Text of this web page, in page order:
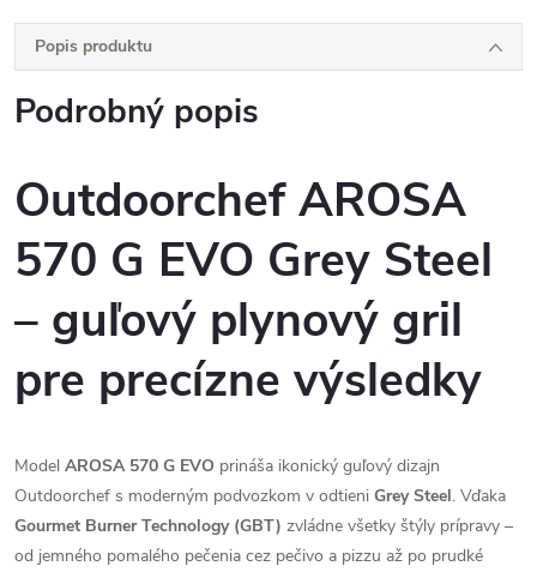
Popis produktu
Podrobný popis
Outdoorchef AROSA
570 G EVO Grey Steel
– guľový plynový gril
pre precízne výsledky
Model AROSA 570 G EVO prináša ikonický guľový dizajn
Outdoorchef s moderným podvozkom v odtieni Grey Steel. Vďaka
Gourmet Burner Technology (GBT) zvládne všetky štýly prípravy –
od jemného pomalého pečenia cez pečivo a pizzu až po prudké